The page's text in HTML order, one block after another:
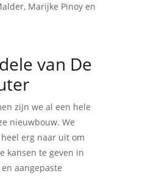
Marijke Pinoy en
van De
zijn we al een hele
nieuwbouw. We
erg naar uit om
kansen te geven in
aangepaste